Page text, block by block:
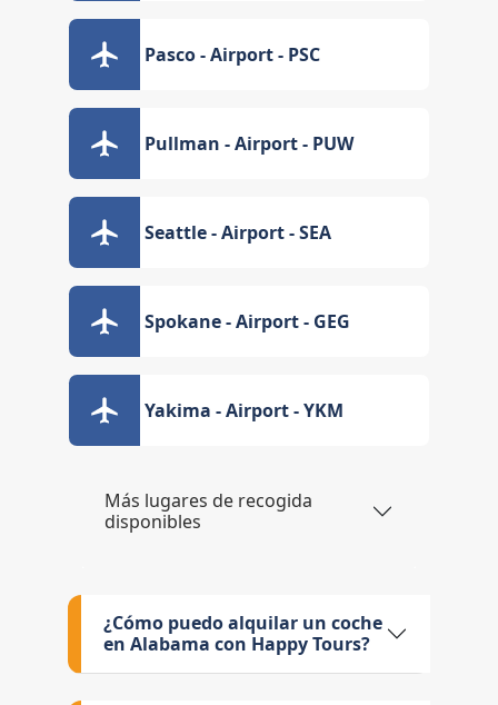
Pasco - Airport - PSC
Pullman - Airport - PUW
Seattle - Airport - SEA
Spokane - Airport - GEG
Yakima - Airport - YKM
Más lugares de recogida
disponibles
¿Cómo puedo alquilar un coche
en Alabama con Happy Tours?